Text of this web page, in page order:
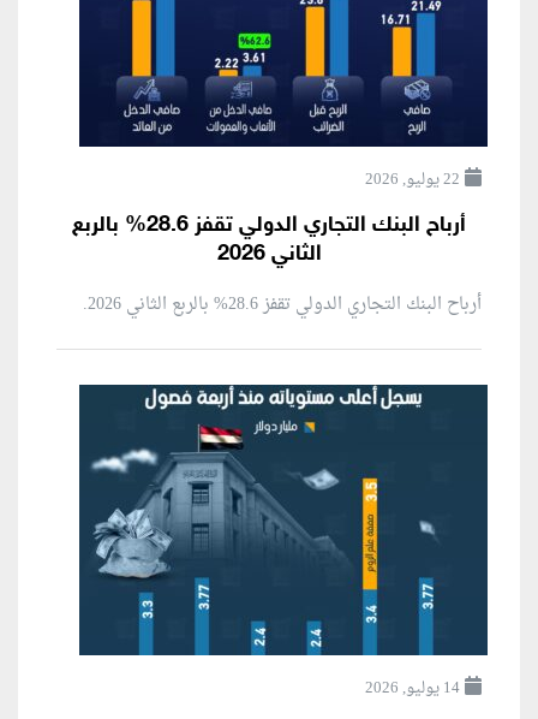
22 يوليو, 2026
أرباح البنك التجاري الدولي تقفز 28.6% بالربع
الثاني 2026
أرباح البنك التجاري الدولي تقفز 28.6% بالربع الثاني 2026.
14 يوليو, 2026